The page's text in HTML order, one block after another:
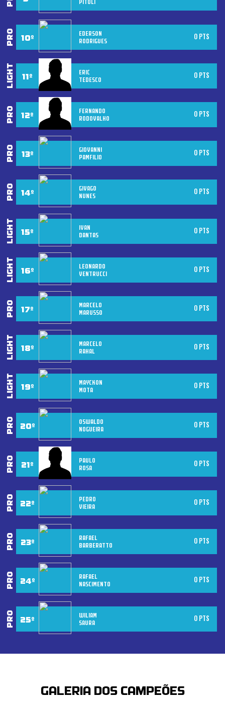
PITOLI
EDERSON
RODRIGUES
0 PTS
ERIC
TEDESCO
0 PTS
FERNANDO
RODOVALHO
0 PTS
GIOVANNI
PAMFILIO
0 PTS
GIVAGO
NUNES
0 PTS
IVAN
DANTAS
0 PTS
LEONARDO
VENTRUCCI
0 PTS
MARCELO
MARUSSO
0 PTS
MARCELO
RAHAL
0 PTS
MAYCKON
MOTA
0 PTS
OSWALDO
NOGUEIRA
0 PTS
PAULO
ROSA
0 PTS
PEDRO
VIEIRA
0 PTS
RAFAEL
BARBERATTO
0 PTS
RAFAEL
NASCIMENTO
0 PTS
WILIAM
SAURA
0 PTS
GALERIA DOS CAMPEÕES